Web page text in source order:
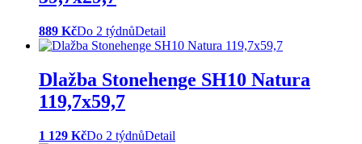
889 KčDo 2 týdnůDetail
Dlažba Stonehenge SH10 Natura
119,7x59,7
1 129 KčDo 2 týdnůDetail